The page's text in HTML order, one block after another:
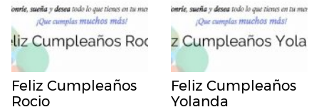
Feliz Cumpleaños
Rocio
Feliz Cumpleaños
Yolanda